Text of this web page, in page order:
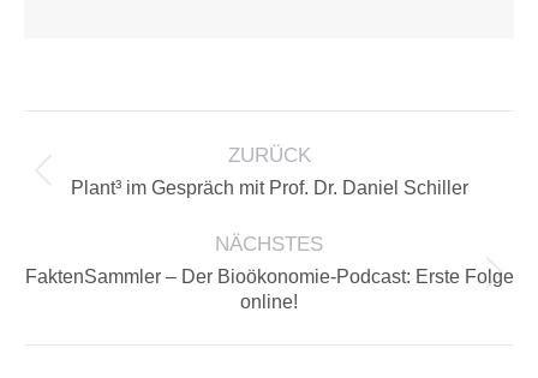
KOMMENTARNAVIGATION
ZURÜCK
Vorheriger
Plant³ im Gespräch mit Prof. Dr. Daniel Schiller
NÄCHSTES
Nächster
FaktenSammler – Der Bioökonomie-Podcast: Erste Folge
online!